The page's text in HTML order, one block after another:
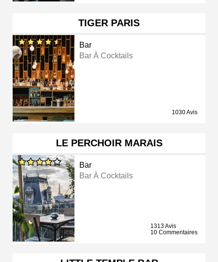
TIGER PARIS
Bar
Bar À Cocktails
1030 Avis
LE PERCHOIR MARAIS
Bar
Bar À Cocktails
1313 Avis
10 Commentaires